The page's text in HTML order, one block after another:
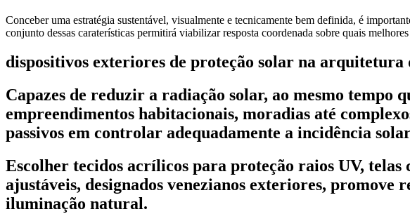
Conceber uma estratégia sustentável, visualmente e tecnicamente bem definida, é
conjunto dessas caraterísticas permitirá viabilizar resposta coordenada sobre quais
dispositivos exteriores de proteção solar na arquitetura
Capazes de reduzir a radiação solar, ao mesmo tempo
empreendimentos habitacionais, moradias até
passivos em controlar adequadamente a incidência
Escolher tecidos acrílicos para proteção raios UV,
ajustáveis, designados venezianos exteriores,
iluminação natural.